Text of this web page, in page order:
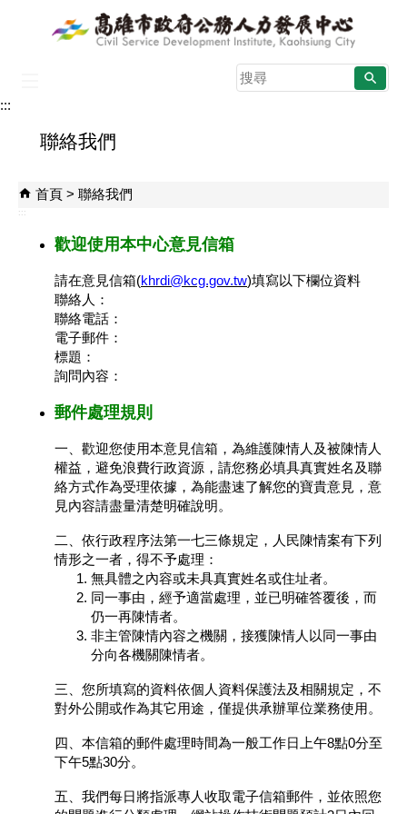
跳到主要內容區塊
搜
尋
:::
聯絡我們
首頁 聯絡我們
:::
歡迎使用本中心意見信箱
請在意見信箱(khrdi@kcg.gov.tw)填寫以下欄位資料
聯絡人：
聯絡電話：
電子郵件：
標題：
詢問內容：
郵件處理規則
一、歡迎您使用本意見信箱，為維護陳情人及被陳情人
權益，避免浪費行政資源，請您務必填具真實姓名及聯
絡方式作為受理依據，為能盡速了解您的寶貴意見，意
見內容請盡量清楚明確說明。
二、依行政程序法第一七三條規定，人民陳情案有下列
情形之一者，得不予處理：
無具體之內容或未具真實姓名或住址者。
同一事由，經予適當處理，並已明確答覆後，而
仍一再陳情者。
非主管陳情內容之機關，接獲陳情人以同一事由
分向各機關陳情者。
三、您所填寫的資料依個人資料保護法及相關規定，不
對外公開或作為其它用途，僅提供承辦單位業務使用。
四、本信箱的郵件處理時間為一般工作日上午8點0分至
下午5點30分。
五、我們每日將指派專人收取電子信箱郵件，並依照您